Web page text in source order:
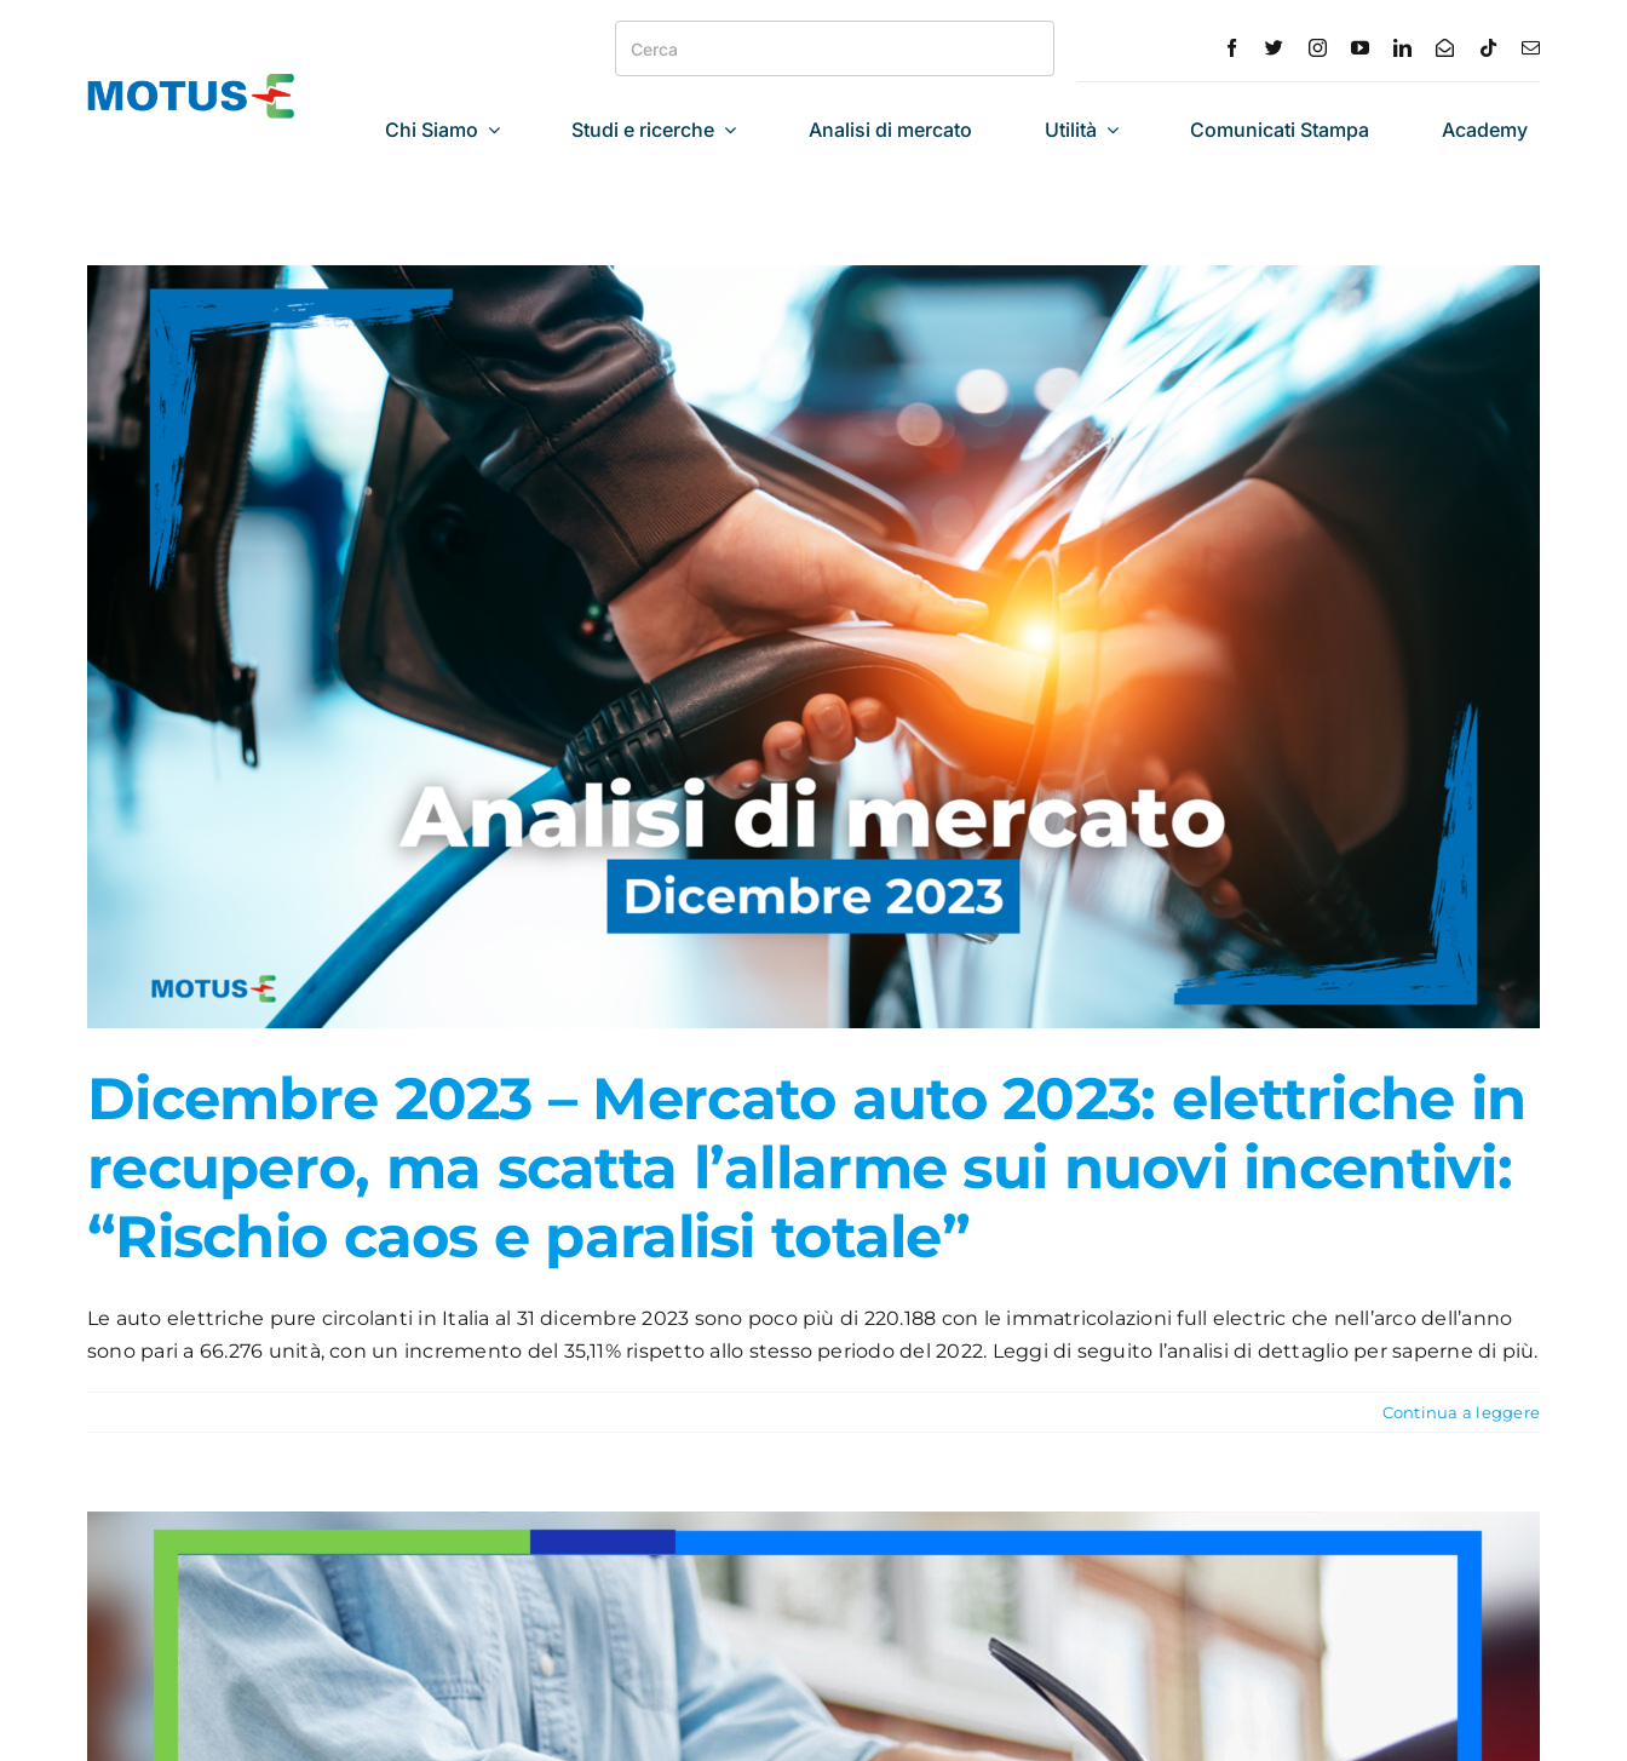
contenuto
Search
for:
Chi Siamo Studi e ricerche Analisi di mercato Utilità Comunicati Stampa Academy
Dicembre 2023 – Mercato auto 2023: elettriche in
recupero, ma scatta l’allarme sui nuovi incentivi:
“Rischio caos e paralisi totale”
Le auto elettriche pure circolanti in Italia al 31 dicembre 2023 sono poco più di 220.188 con le immatricolazioni full electric che nell’arco dell’anno
sono pari a 66.276 unità, con un incremento del 35,11% rispetto allo stesso periodo del 2022. Leggi di seguito l’analisi di dettaglio per saperne di più.
Continua a leggere